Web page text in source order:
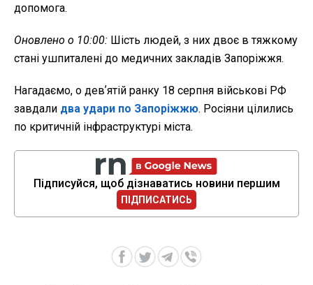
допомога.
Оновлено о 10:00: Шість людей, з них двоє в тяжкому
стані ушпиталені до медичних закладів Запоріжжя.
Нагадаємо, о девʼятій ранку 18 серпня військові РФ
завдали два удари по Запоріжжю. Росіяни цілились
по критичній інфраструктурі міста.
Підписуйся, щоб дізнаватись новини першим
ПІДПИСАТИСЬ